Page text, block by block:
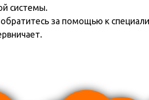
системы.
за помощью к